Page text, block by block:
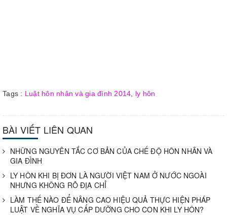
Tags : Luật hôn nhân và gia đình 2014 ly hôn
BÀI VIẾT LIÊN QUAN
NHỮNG NGUYÊN TẮC CƠ BẢN CỦA CHẾ ĐỘ HÔN NHÂN VÀ
GIA ĐÌNH
LY HÔN KHI BỊ ĐƠN LÀ NGƯỜI VIỆT NAM Ở NƯỚC NGOÀI
NHƯNG KHÔNG RÕ ĐỊA CHỈ
LÀM THẾ NÀO ĐỂ NÂNG CAO HIỆU QUẢ THỰC HIỆN PHÁP
LUẬT VỀ NGHĨA VỤ CẤP DƯỠNG CHO CON KHI LY HÔN?